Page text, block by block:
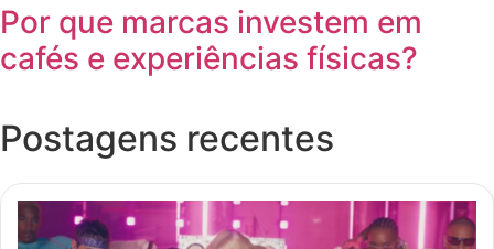
Por que marcas investem em
cafés e experiências físicas?
Postagens recentes